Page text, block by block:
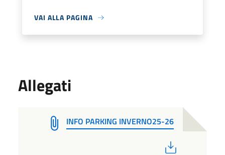
VAI ALLA PAGINA
Allegati
INFO PARKING INVERNO25-26